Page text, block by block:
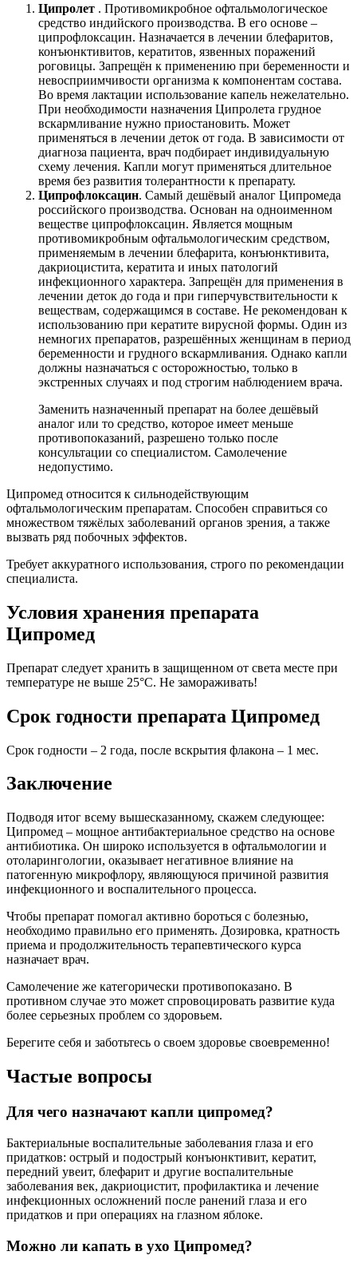
Ципролет . Противомикробное офтальмологическое
средство индийского производства. В его основе –
ципрофлоксацин. Назначается в лечении блефаритов,
конъюнктивитов, кератитов, язвенных поражений
роговицы. Запрещён к применению при беременности и
невосприимчивости организма к компонентам состава.
Во время лактации использование капель нежелательно.
При необходимости назначения Ципролета грудное
вскармливание нужно приостановить. Может
применяться в лечении деток от года. В зависимости от
диагноза пациента, врач подбирает индивидуальную
схему лечения. Капли могут применяться длительное
время без развития толерантности к препарату.
Ципрофлоксацин. Самый дешёвый аналог Ципромеда
российского производства. Основан на одноименном
веществе ципрофлоксацин. Является мощным
противомикробным офтальмологическим средством,
применяемым в лечении блефарита, конъюнктивита,
дакриоцистита, кератита и иных патологий
инфекционного характера. Запрещён для применения в
лечении деток до года и при гиперчувствительности к
веществам, содержащимся в составе. Не рекомендован к
использованию при кератите вирусной формы. Один из
немногих препаратов, разрешённых женщинам в период
беременности и грудного вскармливания. Однако капли
должны назначаться с осторожностью, только в
экстренных случаях и под строгим наблюдением врача.
Заменить назначенный препарат на более дешёвый
аналог или то средство, которое имеет меньше
противопоказаний, разрешено только после
консультации со специалистом. Самолечение
недопустимо.
Ципромед относится к сильнодействующим
офтальмологическим препаратам. Способен справиться со
множеством тяжёлых заболеваний органов зрения, а также
вызвать ряд побочных эффектов.
Требует аккуратного использования, строго по рекомендации
специалиста.
Условия хранения препарата
Ципромед
Препарат следует хранить в защищенном от света месте при
температуре не выше 25°С. Не замораживать!
Срок годности препарата Ципромед
Срок годности – 2 года, после вскрытия флакона – 1 мес.
Заключение
Подводя итог всему вышесказанному, скажем следующее:
Ципромед – мощное антибактериальное средство на основе
антибиотика. Он широко используется в офтальмологии и
отоларингологии, оказывает негативное влияние на
патогенную микрофлору, являющуюся причиной развития
инфекционного и воспалительного процесса.
Чтобы препарат помогал активно бороться с болезнью,
необходимо правильно его применять. Дозировка, кратность
приема и продолжительность терапевтического курса
назначает врач.
Самолечение же категорически противопоказано. В
противном случае это может спровоцировать развитие куда
более серьезных проблем со здоровьем.
Берегите себя и заботьтесь о своем здоровье своевременно!
Частые вопросы
Для чего назначают капли ципромед?
Бактериальные воспалительные заболевания глаза и его
придатков: острый и подострый конъюнктивит, кератит,
передний увеит, блефарит и другие воспалительные
заболевания век, дакриоцистит, профилактика и лечение
инфекционных осложнений после ранений глаза и его
придатков и при операциях на глазном яблоке.
Можно ли капать в ухо Ципромед?